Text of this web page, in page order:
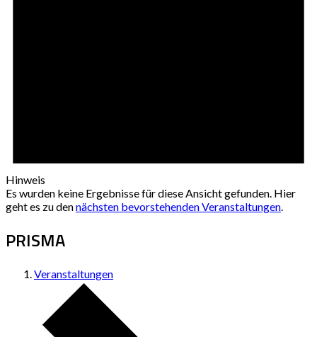
Hinweis
Es wurden keine Ergebnisse für diese Ansicht gefunden. Hier
geht es zu dennächsten bevorstehenden Veranstaltungen.
PRISMA
Veranstaltungen